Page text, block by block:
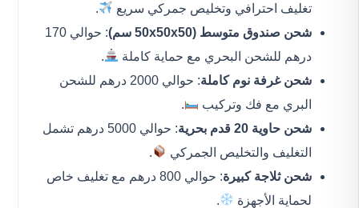
تغليف احترافي وتخليص جمركي سريع
.
شحن صندوق متوسط (50x50x50 سم)
: حوالي 170
درهم للشحن البحري مع حماية كاملة
.
شحن غرفة نوم كاملة
: حوالي 2000 درهم للشحن
البري مع فك وتركيب
.
شحن حاوية 20 قدم بحرية
: حوالي 5000 درهم تشمل
التغليف والتخليص الجمركي
.
شحن ثلاجة كبيرة
: حوالي 800 درهم مع تغليف خاص
لحماية الأجهزة
.